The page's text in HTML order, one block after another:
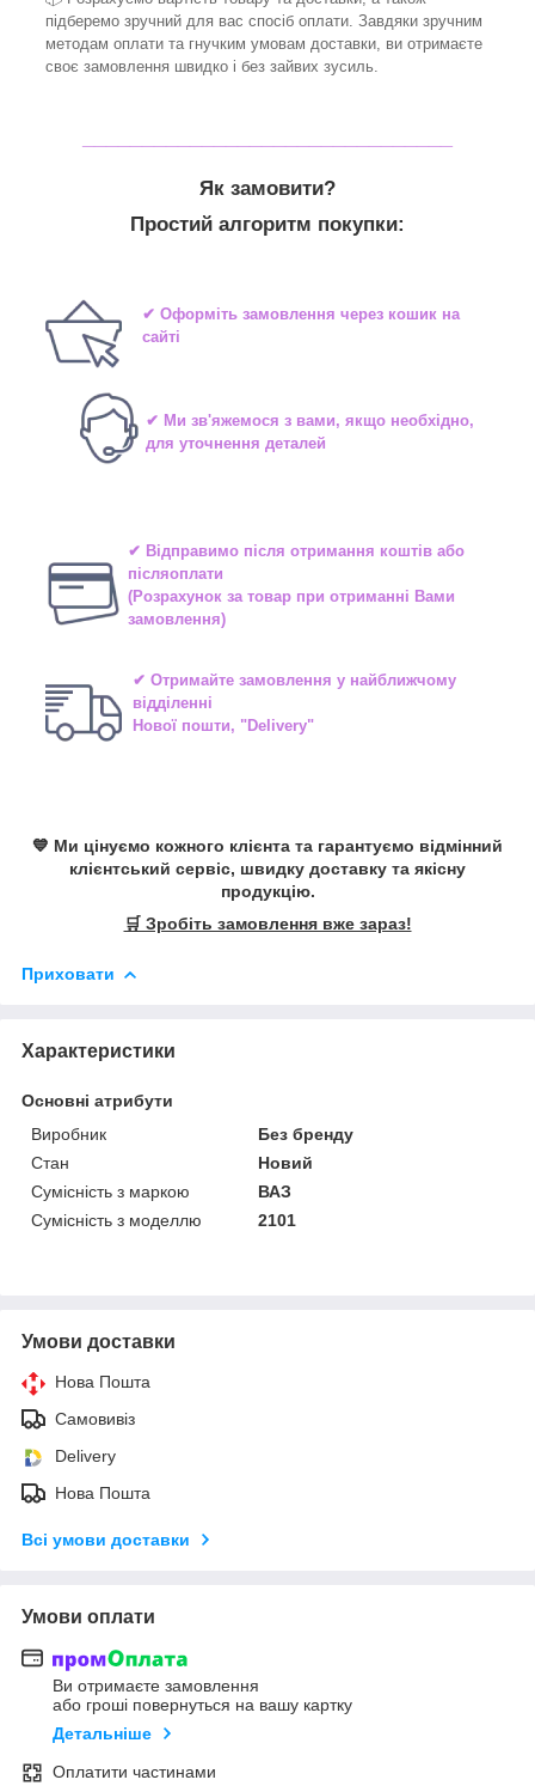
підберемо зручний для вас спосіб оплати. Завдяки зручним
методам оплати та гнучким умовам доставки, ви отримаєте
своє замовлення швидко і без зайвих зусиль.
Як замовити?
Простий алгоритм покупки:
✔ Оформіть замовлення через кошик на
сайті
✔ Ми зв'яжемося з вами, якщо необхідно,
для уточнення деталей
✔ Відправимо після отримання коштів або
післяоплати
(Розрахунок за товар при отриманні Вами
замовлення)
✔ Отримайте замовлення у найближчому
відділенні
Нової пошти, "Delivery"
💙 Ми цінуємо кожного клієнта та гарантуємо відмінний
клієнтський сервіс, швидку доставку та якісну
продукцію.
🛒 Зробіть замовлення вже зараз!
Приховати
Характеристики
Основні атрибути
Виробник
Без бренду
Стан
Новий
Сумісність з маркою
ВАЗ
Сумісність з моделлю
2101
Умови доставки
Нова Пошта
Самовивіз
Delivery
Нова Пошта
Всі умови доставки
Умови оплати
Ви отримаєте замовлення
або гроші повернуться на вашу картку
Детальніше
Оплатити частинами